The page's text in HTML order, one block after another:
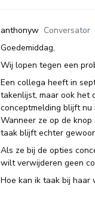
anthonyw Conversator
Goedemiddag,
Wij lopen tegen een
Een collega heeft in
takenlijst, maar ook het
conceptmelding blijft
Wanneer ze op de
taak blijft echter
Als ze bij de opties
wilt verwijderen geen
Hoe kan ik taak bij haar